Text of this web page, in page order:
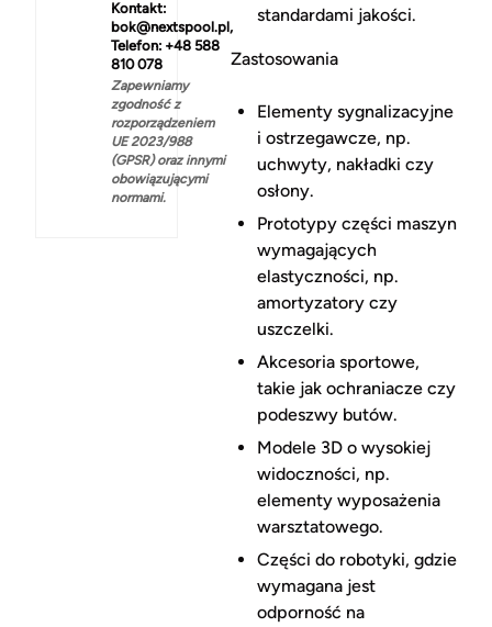
Kontakt:
bok@nextspool.pl,
Telefon: +48 588
810 078
Zapewniamy
zgodność z
rozporządzeniem
UE 2023/988
(GPSR) oraz innymi
obowiązującymi
normami.
standardami jakości.
Zastosowania
Elementy sygnalizacyjne
i ostrzegawcze, np.
uchwyty, nakładki czy
osłony.
Prototypy części maszyn
wymagających
elastyczności, np.
amortyzatory czy
uszczelki.
Akcesoria sportowe,
takie jak ochraniacze czy
podeszwy butów.
Modele 3D o wysokiej
widoczności, np.
elementy wyposażenia
warsztatowego.
Części do robotyki, gdzie
wymagana jest
odporność na